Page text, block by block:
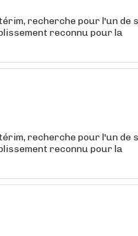
recherche pour l'un de
reconnu pour la
recherche pour l'un de
reconnu pour la